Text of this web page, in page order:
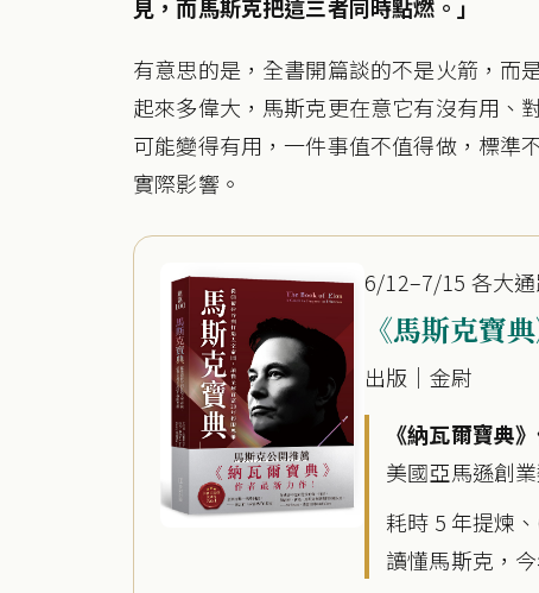
見，而馬斯克把這三者同時點燃。」
有意思的是，全書開篇談的不是火箭，而
起來多偉大，馬斯克更在意它有沒有用、
可能變得有用，一件事值不值得做，標準
實際影響。
6/12–7/15 各大
《馬斯克寶典
出版｜金尉
《納瓦爾寶典
美國亞馬遜創
耗時 5 年提煉
讀懂馬斯克，